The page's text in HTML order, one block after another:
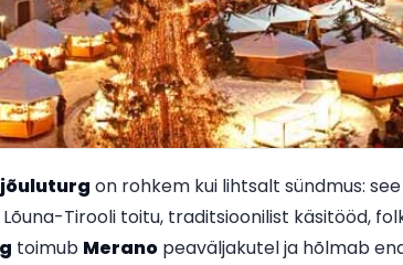
on rohkem kui lihtsalt sündmus:
Tirooli toitu, traditsioonilist käsitööd,
toimub Meranopeaväljakutel ja hõlmab